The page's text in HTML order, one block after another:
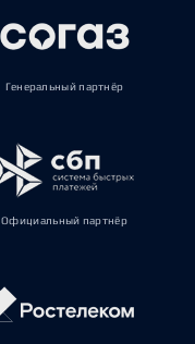
Генеральный партнёр
Официальный партнёр